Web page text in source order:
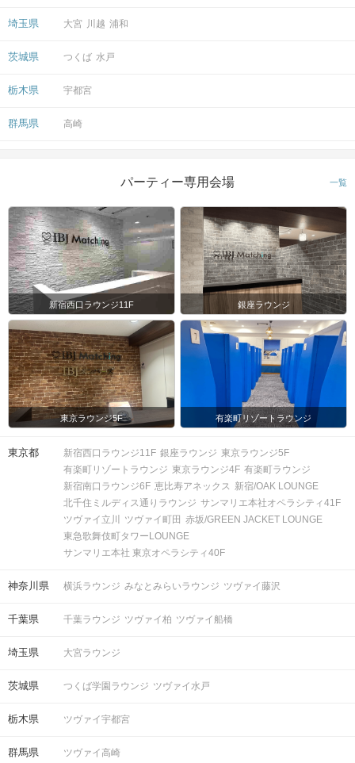
神戸国際会館 の看板の下を通って右に曲がります。
目の前の階段を上がってください。
す。 エレベーターで9階に上がってください。
阪神三ノ宮駅からのアクセス
埼玉県 大宮 川越 浦和
茨城県 つくば 水戸
栃木県 宇都宮
群馬県 高崎
パーティー専用会場 一覧
新宿西口ラウンジ11F 銀座ラウンジ
東京ラウンジ5F 有楽町リゾートラウンジ
東京都 新宿西口ラウンジ11F 銀座ラウンジ 東京ラウンジ5F
有楽町リゾートラウンジ 東京ラウンジ4F 有楽町ラウンジ
新宿南口ラウンジ6F 恵比寿アネックス 新宿/OAK LOUNGE
北千住ミルディス通りラウンジ サンマリエ本社オペラシティ41F
ツヴァイ立川
ツヴァイ町田 赤坂/GREEN JACKET LOUNGE
東急歌舞伎町タワーLOUNGE
サンマリエ本社 東京オペラシティ40F
神奈川県 横浜ラウンジ みなとみらいラウンジ ツヴァイ藤沢
千葉県 千葉ラウンジ ツヴァイ柏 ツヴァイ船橋
埼玉県 大宮ラウンジ
茨城県 つくば学園ラウンジ ツヴァイ水戸
栃木県 ツヴァイ宇都宮
群馬県 ツヴァイ高崎